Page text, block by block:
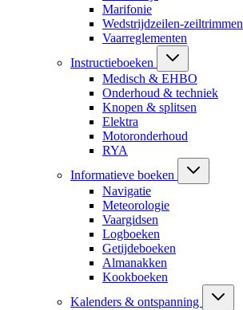
Marifonie
Wedstrijdzeilen-zeiltrimmen
Vaarreglementen
Instructieboeken
Medisch & EHBO
Onderhoud & techniek
Knopen & splitsen
Elektra
Motoronderhoud
RYA
Informatieve boeken
Navigatie
Meteorologie
Vaargidsen
Logboeken
Getijdeboeken
Almanakken
Kookboeken
Kalenders & ontspanning